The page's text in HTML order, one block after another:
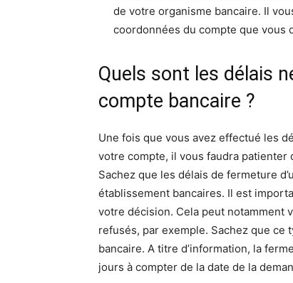
de votre organisme bancaire. Il
coordonnées du compte que vous
Quels sont les délais
compte bancaire ?
Une fois que vous avez effectué les
votre compte, il vous faudra
Sachez que les délais de fermeture
établissement bancaires. Il est
votre décision. Cela peut notamment
refusés, par exemple. Sachez que
bancaire. A titre d’information, la
jours à compter de la date de la